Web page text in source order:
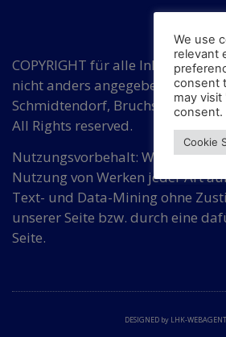
COPYRIGHT für alle Inhalte auf
nicht anders angegeben, bei
Schmidtendorf, Bruchsaler Str. 3,
All Rights reserved.
Nutzungsvorbehalt: Wir
Nutzung von Werken jeder Art
Text- und Data-Mining ohne
unserer Seite bzw. durch eine
Seite.
DESIGNED by LHK-
We use
relevant
consent
may
consent.
Cookie